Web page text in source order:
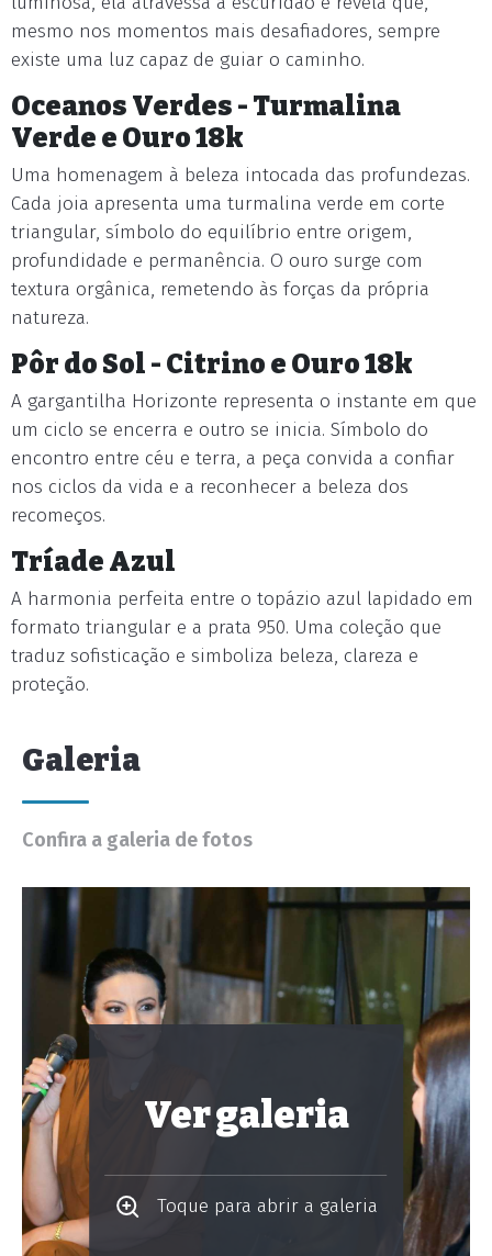
mesmo nos momentos mais desafiadores, sempre
existe uma luz capaz de guiar o caminho.
Oceanos Verdes - Turmalina
Verde e Ouro 18k
Uma homenagem à beleza intocada das profundezas.
Cada joia apresenta uma turmalina verde em corte
triangular, símbolo do equilíbrio entre origem,
profundidade e permanência. O ouro surge com
textura orgânica, remetendo às forças da própria
natureza.
Pôr do Sol - Citrino e Ouro 18k
A gargantilha Horizonte representa o instante em que
um ciclo se encerra e outro se inicia. Símbolo do
encontro entre céu e terra, a peça convida a confiar
nos ciclos da vida e a reconhecer a beleza dos
recomeços.
Tríade Azul
A harmonia perfeita entre o topázio azul lapidado em
formato triangular e a prata 950. Uma coleção que
traduz sofisticação e simboliza beleza, clareza e
proteção.
Galeria
Confira a galeria de fotos
Ver galeria
Toque para abrir a galeria